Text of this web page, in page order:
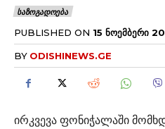
ᲡᲐᲖᲝᲒᲐᲓᲝᲔᲑᲐ
PUBLISHED ON 15 ᲜᲝᲔᲛᲑᲔᲠᲘ
BY ODISHINEWS.GE
ირკვევა ფონიჭალაში